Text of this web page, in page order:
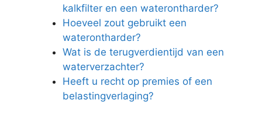
kalkfilter en een waterontharder?
Hoeveel zout gebruikt een
waterontharder?
Wat is de terugverdientijd van een
waterverzachter?
Heeft u recht op premies of een
belastingverlaging?